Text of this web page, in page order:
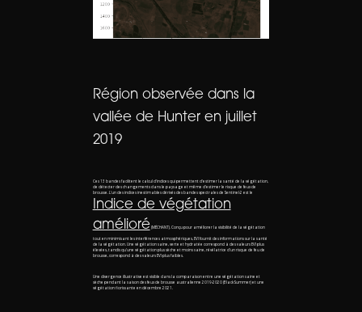
Région observée dans la
vallée de Hunter en juillet
2019
Ces 13 bandes facilitent le calcul d'indices qui permettent d'estimer la santé de la végétation,
de détecter des changements dans le paysage et même d'estimer le risque de feux de
brousse. L'un des indices inestimables dérivés des bandes spectrales de Sentinel-2 est le
Indice de végétation
amélioré (MÉCHANT). Conçu pour améliorer la visibilité de la végétation
tout en minimisant les interférences atmosphériques, EVI fournit des informations sur la santé
de la végétation. Une végétation saine, verte et hydratée correspond à des valeurs EVI plus
élevées, tandis qu'une végétation plus sèche et moins saine, révélatrice d'un risque de feu de
brousse, correspond à des valeurs EVI plus faibles.
Une divergence illustrative est visible dans la comparaison entre une végétation saine et
sèche pendant la saison des feux de brousse australienne 2019-2020 (Black Summer) et une
végétation florissante en décembre 2021.